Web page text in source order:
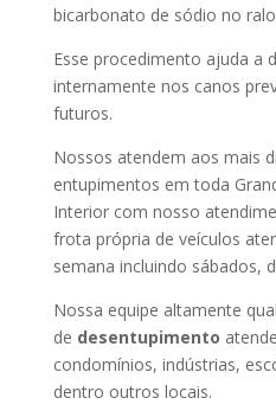
bicarbonato de sódio no
Esse procedimento ajuda a
internamente nos canos
futuros.
Nossos atendem aos mais
entupimentos em toda
Interior com nosso
frota própria de veículos
semana incluindo sábados,
Nossa equipe altamente
de desentupimento
condomínios, indústrias,
dentro outros locais.